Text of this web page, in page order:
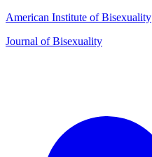
American Institute of Bisexuality
Journal of Bisexuality